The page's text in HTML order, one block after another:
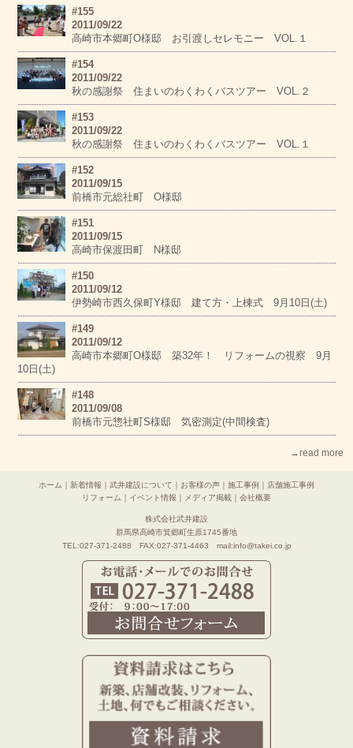
#155
2011/09/22
高崎市本郷町O様邸 お引渡しセレモニー VOL.１
#154
2011/09/22
秋の感謝祭 住まいのわくわくバスツアー VOL.２
#153
2011/09/22
秋の感謝祭 住まいのわくわくバスツアー VOL.１
#152
2011/09/15
前橋市元総社町 O様邸
#151
2011/09/15
高崎市保渡田町 N様邸
#150
2011/09/12
伊勢崎市西久保町Y様邸 建て方・上棟式 9月10日(土)
#149
2011/09/12
高崎市本郷町O様邸 築32年！ リフォームの視察 9月
10日(土)
#148
2011/09/08
前橋市元惣社町S様邸 気密測定(中間検査)
→read more
ホーム 新着情報 武井建設について お客様の声 施工事例
店舗施工事例
リフォーム
イベント情報 メディア掲載 会社概要
株式会社武井建設
群馬県高崎市箕郷町生原1745番地
TEL:027-371-2488 FAX:027-371-4463 mail:info@takei.co.jp